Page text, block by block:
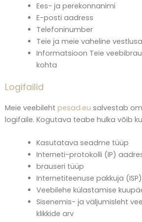
Ees- ja perekonnanimi
E-posti aadress
Telefoninumber
Teie ja meie vaheline
Informatsioon Teie
kohta
Logifailid
Meie veebileht pesad.eu salvestab
logifaile. Kogutava teabe hulka võib
Kasutatava seadme tüüp
Interneti-protokolli (IP)
brauseri tüüp
Internetiteenuse pakkuja (ISP)
Veebilehe külastamise
Sisenemis- ja väljumisleht
klikkide arv